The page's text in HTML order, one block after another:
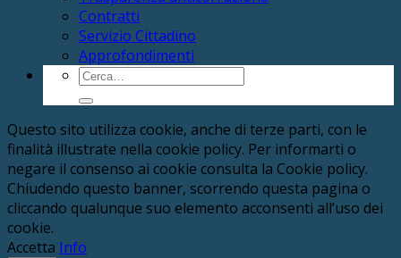
Contratti
Servizio Cittadino
Approfondimenti
Cerca:
Questo sito utilizza cookie, anche di terze parti, con le
finalità illustrate nella cookie policy. Per informarti o
negare il consenso ai cookie consulta la Cookie policy.
Chiudendo questo banner, scorrendo questa pagina o
cliccando qualunque suo elemento acconsenti all’uso dei
cookie.
Accetta Info